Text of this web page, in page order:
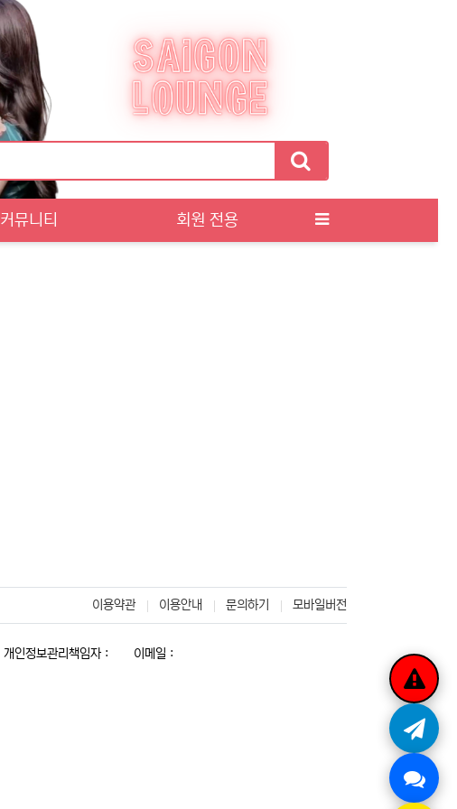
커뮤니티 회원 전용
이용약관 이용안내 문의하기 모바일버전
개인정보관리책임자 : 이메일 :